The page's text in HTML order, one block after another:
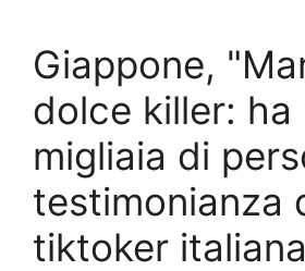
Giappone,
dolce killer: ha
migliaia di
testimonianza
tiktoker italiana